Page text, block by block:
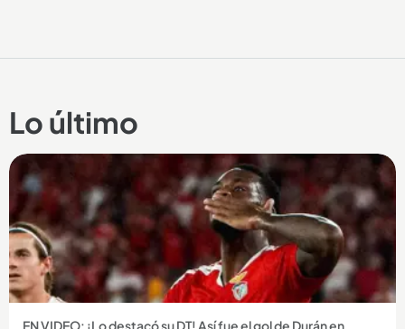
Lo último
EN VIDEO: ¡Lo destacó su DT! Así fue el gol de Durán en